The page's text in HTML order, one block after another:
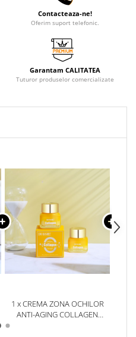
Contacteaza-ne!
Oferim suport telefonic.
Garantam CALITATEA
Tuturor produselor comercializate
1 x CREMA ZONA OCHILOR
ANTI-AGING COLLAGEN
MULTI-LIFT ULTRA EYE CREAM